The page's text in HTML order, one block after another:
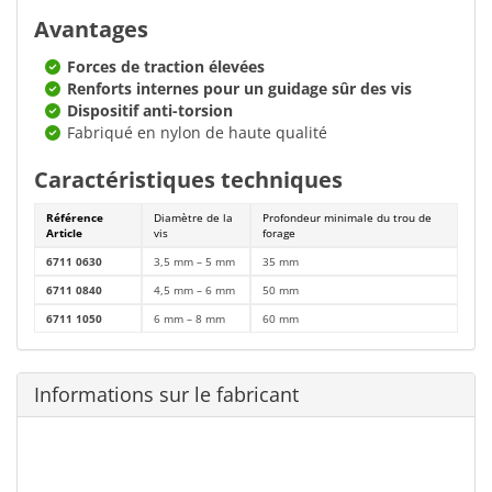
Avantages
Forces de traction élevées
Renforts internes pour un guidage sûr des vis
Dispositif anti-torsion
Fabriqué en nylon de haute qualité
Caractéristiques techniques
Référence
Article
Diamètre de la
vis
Profondeur minimale du trou de
forage
6711 0630
3,5 mm – 5 mm
35 mm
6711 0840
4,5 mm – 6 mm
50 mm
6711 1050
6 mm – 8 mm 60 mm
Informations sur le fabricant